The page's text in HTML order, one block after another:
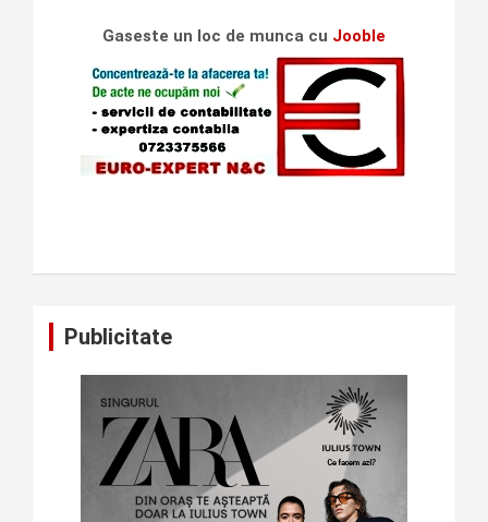
Gaseste un loc de munca cu Jooble
Publicitate